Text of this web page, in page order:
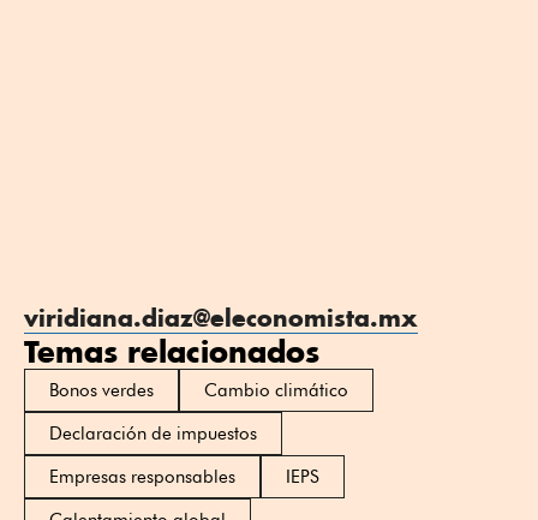
viridiana.diaz@eleconomista.mx
Temas relacionados
Bonos verdes
Cambio climático
Declaración de impuestos
Empresas responsables
IEPS